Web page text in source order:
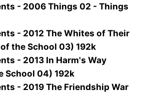
- 2006 Things 02 - Things
- 2012 The Whites of Their
the School 03) 192k
- 2013 In Harm's Way
School 04) 192k
- 2019 The Friendship War